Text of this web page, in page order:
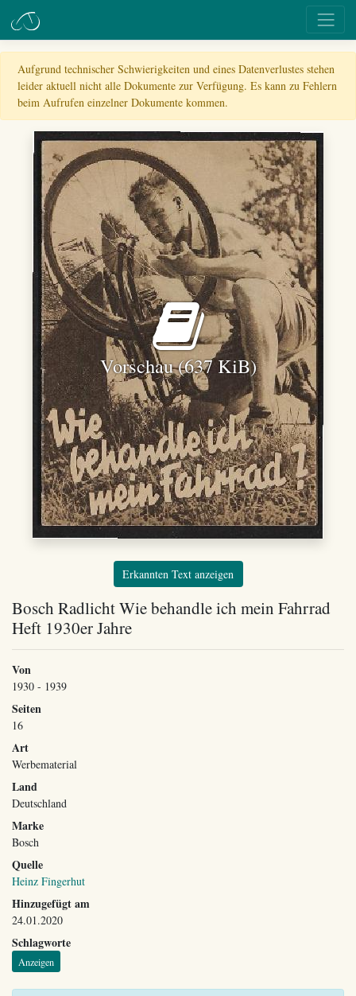
Aufgrund technischer Schwierigkeiten und eines Datenverlustes stehen
leider aktuell nicht alle Dokumente zur Verfügung. Es kann zu Fehlern
beim Aufrufen einzelner Dokumente kommen.
Vorschau (637 KiB)
Erkannten Text anzeigen
Bosch Radlicht Wie behandle ich mein Fahrrad
Heft 1930er Jahre
Von
1930 - 1939
Seiten
16
Art
Werbematerial
Land
Deutschland
Marke
Bosch
Quelle
Heinz Fingerhut
Hinzugefügt am
24.01.2020
Schlagworte
Anzeigen